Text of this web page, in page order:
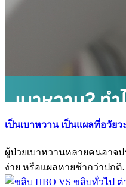
เป็นเบาหวาน เป็นแผลที่อวัย
ผู้ป่วยเบาหวานหลายคนอาจ
ง่าย หรือแผลหายช้ากว่าปก